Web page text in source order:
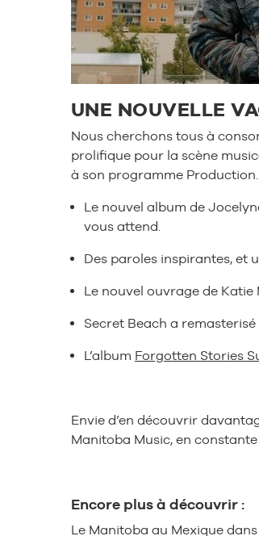
UNE NOUVELLE
Nous cherchons tous à
prolifique pour la scène
à son programme Production.
Le nouvel album de
vous attend.
Des paroles inspirantes, et
Le nouvel ouvrage de Katie
Secret Beach a
L’album Forgotten Stories
Envie d’en découvrir
Manitoba Music, en
Encore plus à découvrir :
Le Manitoba au Mexique